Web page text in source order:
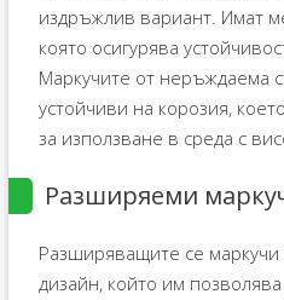
издръжлив вариант. Имат
която осигурява
Маркучите от неръждаема
устойчиви на корозия,
за използване в среда с
Разширяеми
Разширяващите се маркучи
дизайн, който им